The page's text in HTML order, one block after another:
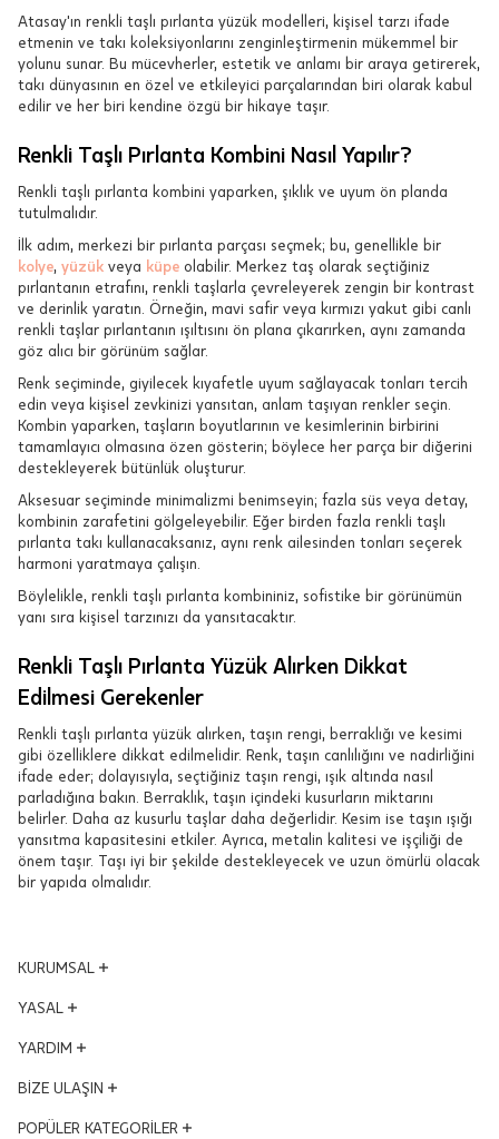
Atasay'ın renkli taşlı pırlanta yüzük modelleri, kişisel tarzı ifade
etmenin ve takı koleksiyonlarını zenginleştirmenin mükemmel bir
yolunu sunar. Bu mücevherler, estetik ve anlamı bir araya getirerek,
takı dünyasının en özel ve etkileyici parçalarından biri olarak kabul
edilir ve her biri kendine özgü bir hikaye taşır.
Renkli Taşlı Pırlanta Kombini Nasıl Yapılır?
Renkli taşlı pırlanta kombini yaparken, şıklık ve uyum ön planda
tutulmalıdır.
İlk adım, merkezi bir pırlanta parçası seçmek; bu, genellikle bir
kolye, yüzük veya küpe olabilir. Merkez taş olarak seçtiğiniz
pırlantanın etrafını, renkli taşlarla çevreleyerek zengin bir kontrast
ve derinlik yaratın. Örneğin, mavi safir veya kırmızı yakut gibi canlı
renkli taşlar pırlantanın ışıltısını ön plana çıkarırken, aynı zamanda
göz alıcı bir görünüm sağlar.
Renk seçiminde, giyilecek kıyafetle uyum sağlayacak tonları tercih
edin veya kişisel zevkinizi yansıtan, anlam taşıyan renkler seçin.
Kombin yaparken, taşların boyutlarının ve kesimlerinin birbirini
tamamlayıcı olmasına özen gösterin; böylece her parça bir diğerini
destekleyerek bütünlük oluşturur.
Aksesuar seçiminde minimalizmi benimseyin; fazla süs veya detay,
kombinin zarafetini gölgeleyebilir. Eğer birden fazla renkli taşlı
pırlanta takı kullanacaksanız, aynı renk ailesinden tonları seçerek
harmoni yaratmaya çalışın.
Böylelikle, renkli taşlı pırlanta kombininiz, sofistike bir görünümün
yanı sıra kişisel tarzınızı da yansıtacaktır.
Renkli Taşlı Pırlanta Yüzük Alırken Dikkat
Edilmesi Gerekenler
Renkli taşlı pırlanta yüzük alırken, taşın rengi, berraklığı ve kesimi
gibi özelliklere dikkat edilmelidir. Renk, taşın canlılığını ve nadirliğini
ifade eder; dolayısıyla, seçtiğiniz taşın rengi, ışık altında nasıl
parladığına bakın. Berraklık, taşın içindeki kusurların miktarını
belirler. Daha az kusurlu taşlar daha değerlidir. Kesim ise taşın ışığı
yansıtma kapasitesini etkiler. Ayrıca, metalin kalitesi ve işçiliği de
önem taşır. Taşı iyi bir şekilde destekleyecek ve uzun ömürlü olacak
bir yapıda olmalıdır.
KURUMSAL
Yönetim Kurulu
Dünden Bugüne
Ödüllerimiz
YASAL
KVKK Aydınlatma Metni
Kalite ve Çevre Politikası
Çerez Politikası
YARDIM
Hesabım
BİZE ULAŞIN
Adres ve Konum
POPÜLER KATEGORİLER